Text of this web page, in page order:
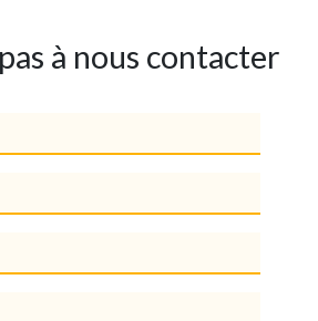
à nous contacter